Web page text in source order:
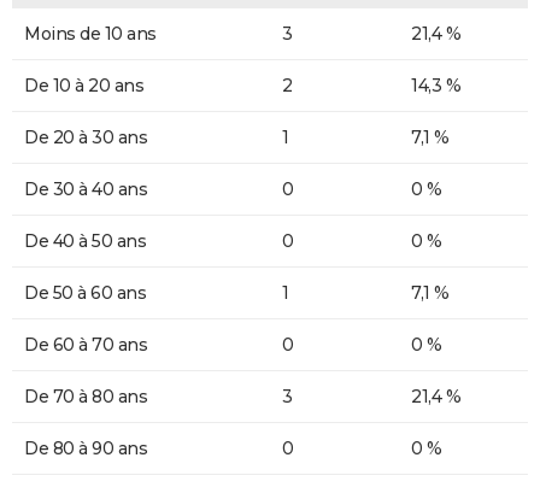
Moins de 10 ans 3 21,4 %
De 10 à 20 ans 2 14,3 %
De 20 à 30 ans 1 7,1 %
De 30 à 40 ans 0 0 %
De 40 à 50 ans 0 0 %
De 50 à 60 ans 1 7,1 %
De 60 à 70 ans 0 0 %
De 70 à 80 ans 3 21,4 %
De 80 à 90 ans 0 0 %